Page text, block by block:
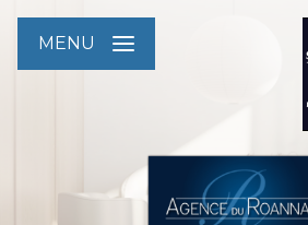
MENU